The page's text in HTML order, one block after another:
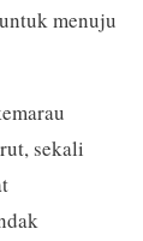
menuju
sekali